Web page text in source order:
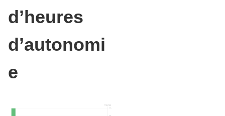
d’heures
d’autonomi
e